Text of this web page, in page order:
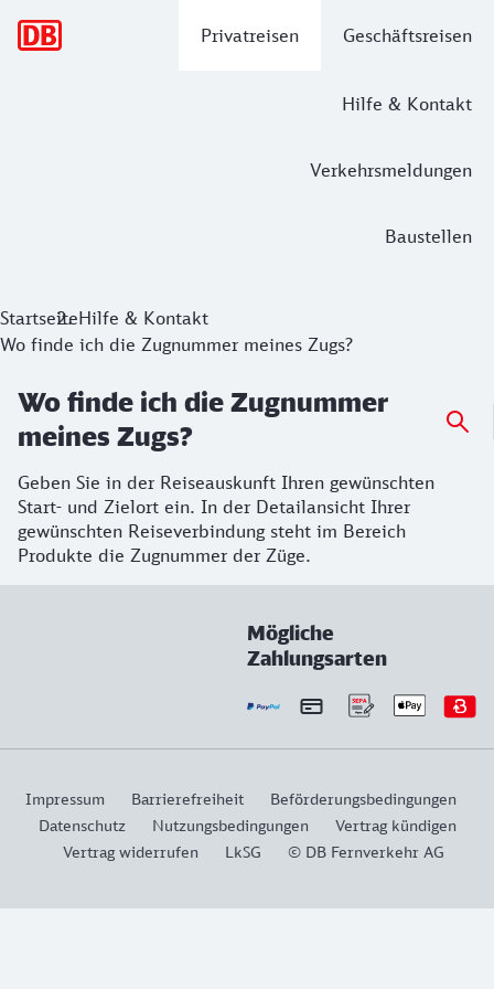
Privatreisen Geschäftsreisen
Hilfe & Kontakt
Verkehrsmeldungen
Baustellen
StartseiteHilfe & Kontakt
Wo finde ich die Zugnummer meines Zugs?
Wo finde ich die Zugnummer
meines Zugs?
Geben Sie in der Reiseauskunft Ihren gewünschten
Start- und Zielort ein. In der Detailansicht Ihrer
gewünschten Reiseverbindung steht im Bereich
Produkte die Zugnummer der Züge.
Mögliche
Zahlungsarten
Impressum Barrierefreiheit
Beförderungsbedingungen
Datenschutz
Nutzungsbedingungen
Vertrag kündigen
Vertrag widerrufen
LkSG © DB Fernverkehr AG